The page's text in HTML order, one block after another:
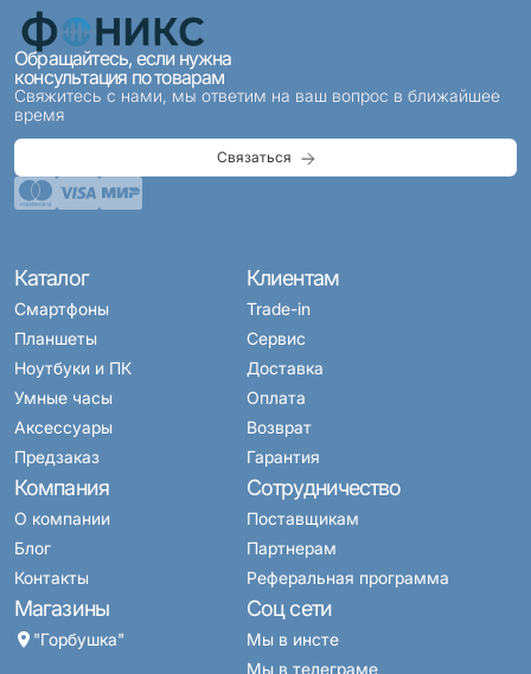
Обращайтесь, если нужна
консультация по товарам
Свяжитесь с нами, мы ответим на ваш вопрос в ближайшее
время
Связаться
Каталог
Смартфоны
Планшеты
Ноутбуки и ПК
Умные часы
Аксессуары
Предзаказ
Клиентам
Trade-in
Сервис
Доставка
Оплата
Возврат
Гарантия
Компания
О компании
Блог
Контакты
Магазины
"Горбушка"
Сотрудничество
Поставщикам
Партнерам
Реферальная программа
Соц сети
Мы в инсте
Мы в телеграме